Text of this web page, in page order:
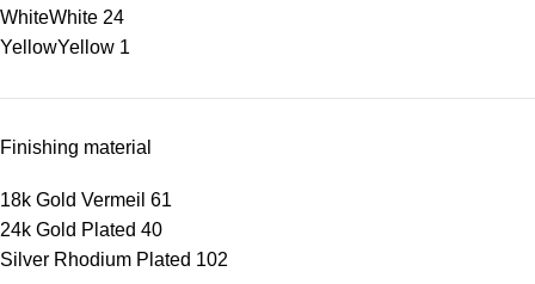
WhiteWhite 24
YellowYellow 1
Finishing material
18k Gold Vermeil 61
24k Gold Plated 40
Silver Rhodium Plated 102